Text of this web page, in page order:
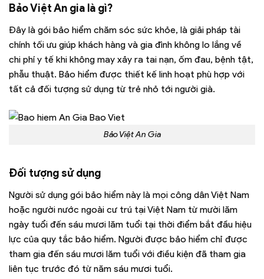
Bảo Việt An gia là gì?
Đây là gói bảo hiểm chăm sóc sức khỏe, là giải pháp tài
chính tối ưu giúp khách hàng và gia đình không lo lắng về
chi phí y tế khi không may xảy ra tai nạn, ốm đau, bệnh tật,
phẫu thuật. Bảo hiểm được thiết kế linh hoạt phù hợp với
tất cả đối tượng sử dụng từ trẻ nhỏ tới người già.
Bảo Việt An Gia
Đối tượng sử dụng
Người sử dụng gói bảo hiểm này là mọi công dân Việt Nam
hoặc người nước ngoài cư trú tại Việt Nam từ mười lăm
ngày tuổi đến sáu mươi lăm tuổi tại thời điểm bắt đầu hiệu
lực của quy tắc bảo hiểm. Người được bảo hiểm chỉ được
tham gia đến sáu mươi lăm tuổi với điều kiện đã tham gia
liên tục trước đó từ năm sáu mươi tuổi.